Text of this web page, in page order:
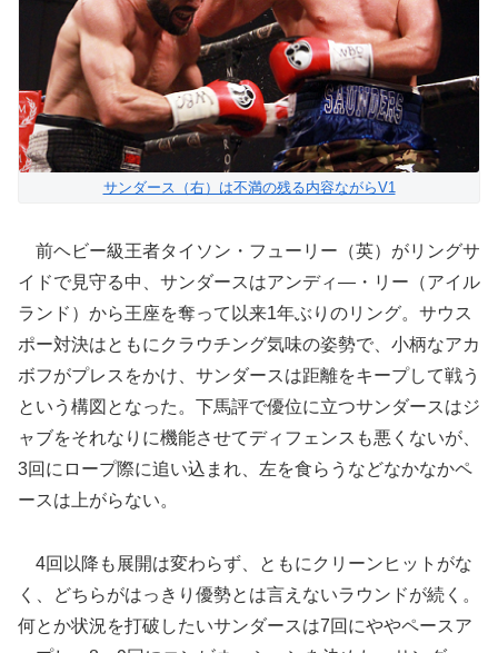
サンダース（右）は不満の残る内容ながらV1
前ヘビー級王者タイソン・フューリー（英）がリングサ
イドで見守る中、サンダースはアンディ―・リー（アイル
ランド）から王座を奪って以来1年ぶりのリング。サウス
ポー対決はともにクラウチング気味の姿勢で、小柄なアカ
ボフがプレスをかけ、サンダースは距離をキープして戦う
という構図となった。下馬評で優位に立つサンダースはジ
ャブをそれなりに機能させてディフェンスも悪くないが、
3回にロープ際に追い込まれ、左を食らうなどなかなかペ
ースは上がらない。
4回以降も展開は変わらず、ともにクリーンヒットがな
く、どちらがはっきり優勢とは言えないラウンドが続く。
何とか状況を打破したいサンダースは7回にややペースア